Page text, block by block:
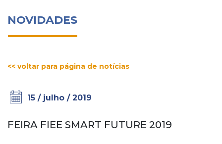
NOVIDADES
<< voltar para página de notícias
15 / julho / 2019
FEIRA FIEE SMART FUTURE 2019